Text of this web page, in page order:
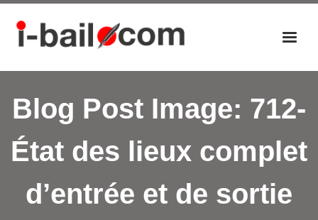
Actualités
Nos éditions
a
Blog Post Image: 712-
État des lieux complet
d’entrée et de sortie